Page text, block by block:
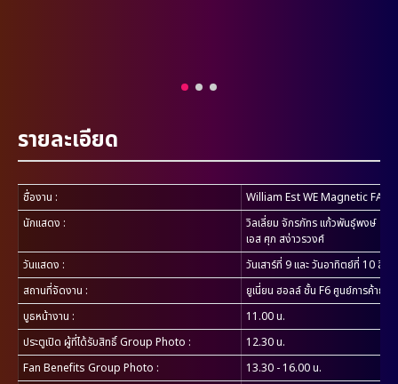
รายละเอียด
ชื่องาน :
William Est WE Magnetic
นักแสดง :
วิลเลี่ยม จักรภัทร แก้วพันธุ์พงษ์
เอส ศุภ สง่าวรวงศ์
วันแสดง :
วันเสาร์ที่ 9 และ วันอาทิตย์ที่ 10 สิง
สถานที่จัดงาน :
ยูเนี่ยน ฮอลล์ ชั้น F6 ศูนย์การค้ายูเ
บูธหน้างาน :
11.00 น.
ประตูเปิด ผู้ที่ได้รับสิทธิ์ Group Photo :
12.30 น.
Fan Benefits Group Photo :
13.30 - 16.00 น.